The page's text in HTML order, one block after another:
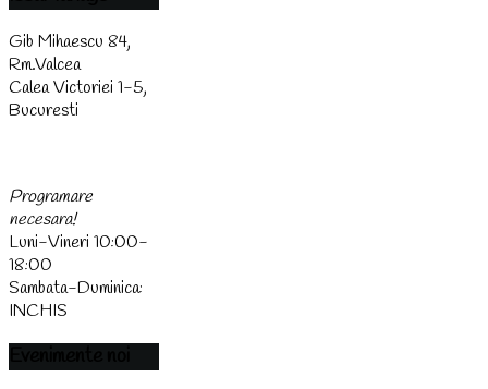
Gib Mihaescu 84,
Rm.Valcea
Calea Victoriei 1-5,
Bucuresti
Programare
necesara!
Luni-Vineri 10:00-
18:00
Sambata-Duminica:
INCHIS